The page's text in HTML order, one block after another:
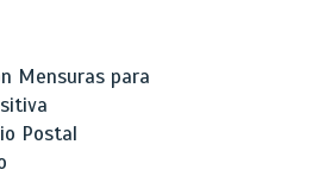
Mensuras para
Postal